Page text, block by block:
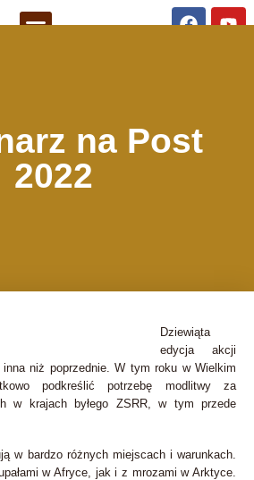
na Post
2022
Dziewiąta
edycja akcji
inna niż poprzednie. W tym roku w Wielkim
podkreślić potrzebę modlitwy za
w krajach byłego ZSRR, w tym przede
w bardzo różnych miejscach i warunkach.
w Afryce, jak i z mrozami w Arktyce.